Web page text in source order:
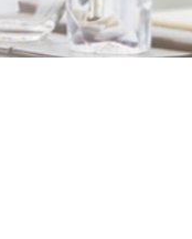
統合
企業